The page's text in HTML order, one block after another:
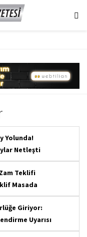
Yolunda!
Netleşti
Teklifi
Masada
Giriyor:
Uyarısı